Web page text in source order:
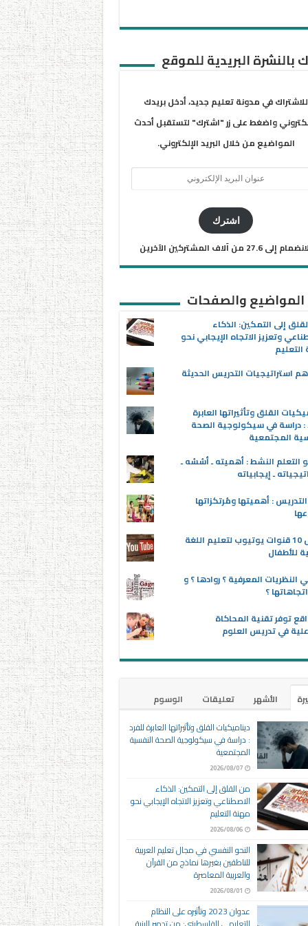
بالنشرة البريدية للموقع
للاشتراك في مدونة تعليم جديد، أدخل بريدك
واضغط على زر "اشترك" لتستقبل أحدث
المواضيع من خلال البريد الإلكتروني.
اشترك
إلى 27.6 من آلاف المشتركين الآخرين
المواضيع والصفحات
إلى التمكين: الذكاء
وتعزيز الاتجاه الإيجابي نحو
استراتيجيات التدريس الحديثة
القلق وتأثيراتها العابرة
: دراسة في سيكولوجية الصحة
المجتمعية
التعلم النشط : أهميته ـ أسُسُه ـ
ـ إيجابياته
: أهميتها ومُرتكزاتها
أفضل 10 قنوات يوتيوب لتعليم اللغة
للأطفال
النظريات المعرفية ؟ روادها ؟ و
؟
توفر تقنية المحاكاة
في تدريس العلوم
الأشهر تعليقات
الوسوم
ديناميكيات القلق وتأثيراتها العابرة للفرد
: دراسة في سيكولوجية الصحة النفسية
المجتمعية
2026/08/07
من القلق إلى التمكين: الذكاء
الاصطناعي وتعزيز الاتجاه الإيجابي نحو
مهنة التعليم
2026/08/06
النحو النفسي في مجال تعليم العربية
للناطقين بغيرها نماذج من القرآن
والعربية المعاصرة
2026/08/01
عدوان 2023 وتأثيره على النظام